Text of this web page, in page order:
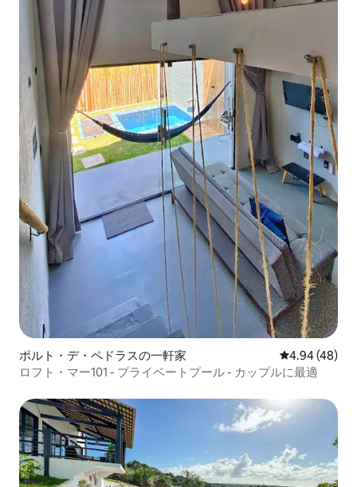
ポルト・デ・ペドラスの一軒家 レビュー48
4.94 (48)
ロフト・マー101 - プライベートプール - カップルに最適